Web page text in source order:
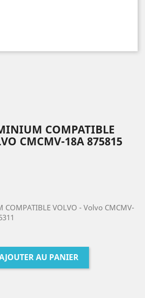
COMPATIBLE
CMCMV-18A 875815
VOLVO - Volvo CMCMV-
AU PANIER